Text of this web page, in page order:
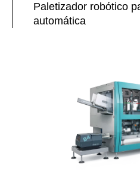
Paletizador robótico
automática